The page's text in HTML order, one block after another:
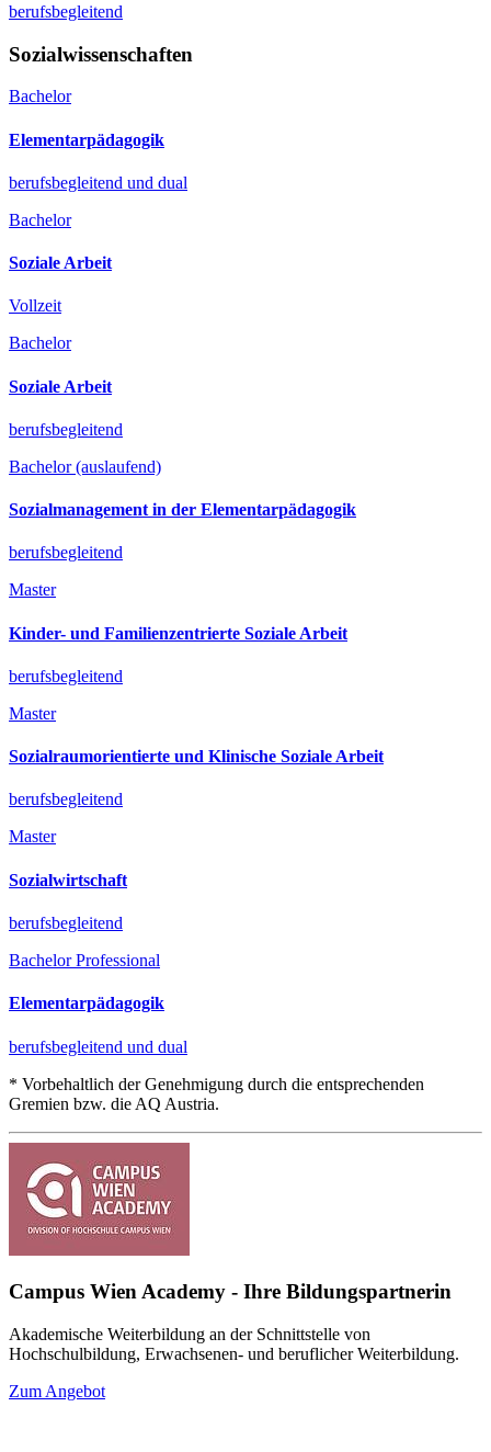
berufsbegleitend
Sozialwissenschaften
Bachelor
Elementarpädagogik
berufsbegleitend und dual
Bachelor
Soziale Arbeit
Vollzeit
Bachelor
Soziale Arbeit
berufsbegleitend
Bachelor (auslaufend)
Sozialmanagement in der Elementarpädagogik
berufsbegleitend
Master
Kinder- und Familienzentrierte Soziale Arbeit
berufsbegleitend
Master
Sozialraumorientierte und Klinische Soziale Arbeit
berufsbegleitend
Master
Sozialwirtschaft
berufsbegleitend
Bachelor Professional
Elementarpädagogik
berufsbegleitend und dual
* Vorbehaltlich der Genehmigung durch die entsprechenden
Gremien bzw. die AQ Austria.
Campus Wien Academy - Ihre Bildungspartnerin
Akademische Weiterbildung an der Schnittstelle von
Hochschulbildung, Erwachsenen- und beruflicher Weiterbildung.
Zum Angebot